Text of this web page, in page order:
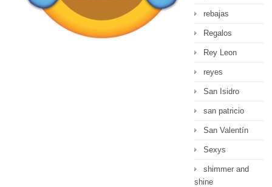
rebajas
Regalos
Rey Leon
reyes
San Isidro
san patricio
San Valentín
Sexys
shimmer and
shine